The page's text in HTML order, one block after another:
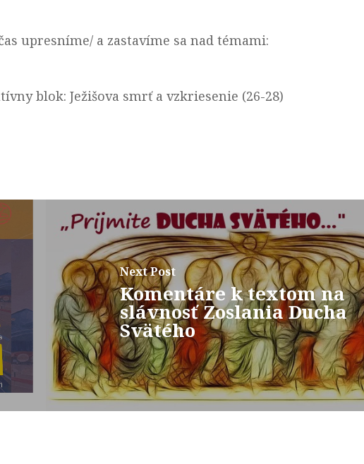
upresníme/ a zastavíme sa nad témami:
blok: Ježišova smrť a vzkriesenie (26-28)
Next Post
Komentáre k textom na
slávnosť Zoslania Ducha
Svätého